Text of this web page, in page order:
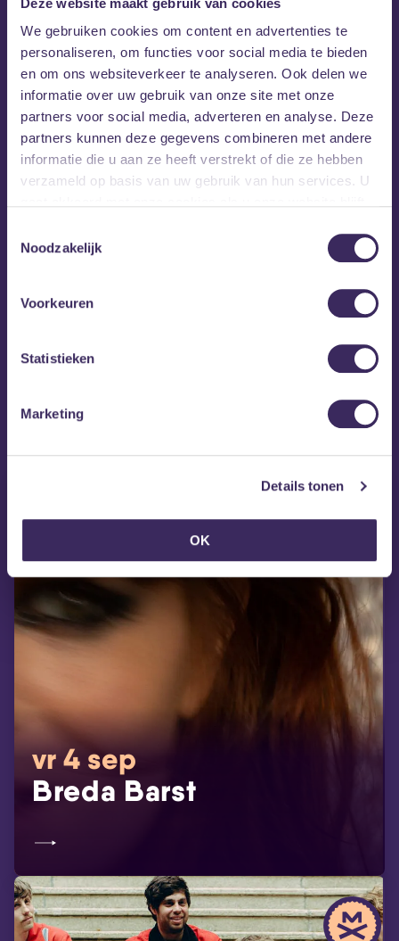
We gebruiken cookies om content en advertenties te
personaliseren, om functies voor social media te bieden
en om ons websiteverkeer te analyseren. Ook delen we
informatie over uw gebruik van onze site met onze
partners voor social media, adverteren en analyse. Deze
partners kunnen deze gegevens combineren met andere
informatie die u aan ze heeft verstrekt of die ze hebben
verzameld op basis van uw gebruik van hun services. U
Noodzakelijk
Voorkeuren
Statistieken
Marketing
Details tonen
OK
MEZZ tipt
vr 4 sep
Breda Barst